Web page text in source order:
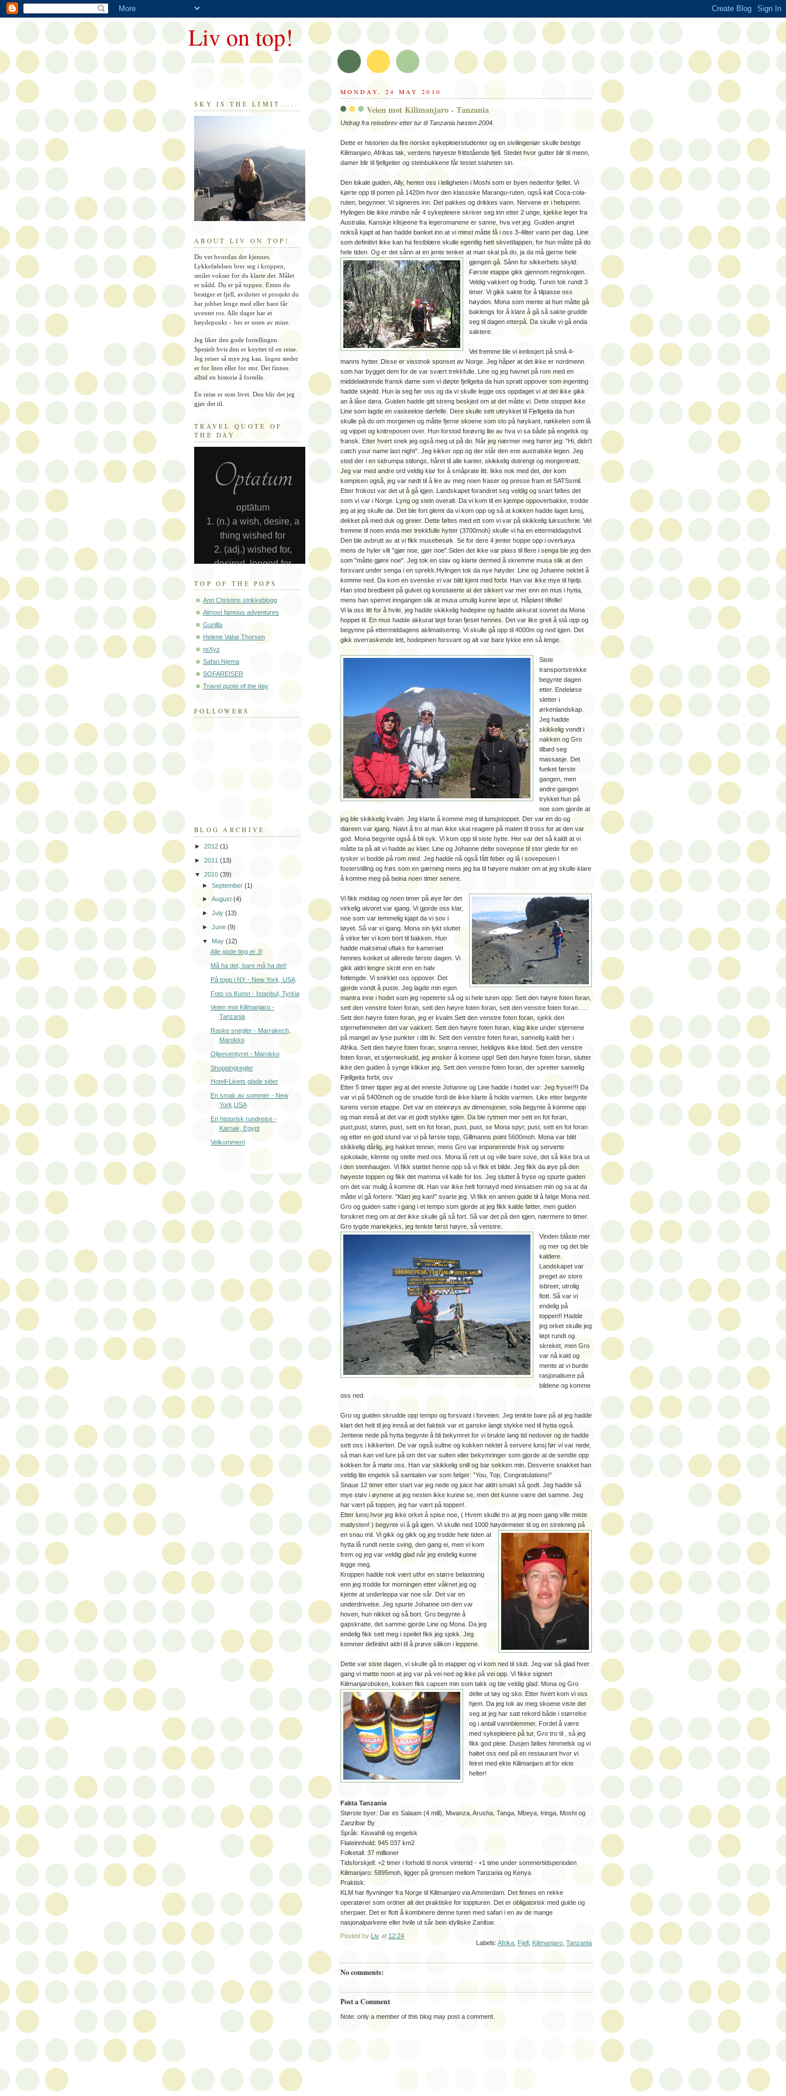
MONDAY, 24 MAY 2010
Veien mot Kilimanjaro - Tanzania
Utdrag fra reisebrev etter tur til Tanzania høsten 2004.
Dette er historien da fire norske sykepleierstudenter og en sivilingeniør skulle bestige
Kilimanjaro, Afrikas tak, verdens høyeste frittstående fjell. Stedet hvor gutter blir til menn,
damer blir til fjellgeiter og steinbukkene får testet staheten sin.
Den lokale guiden, Ally, hentet oss i leiligheten i Moshi som er byen nedenfor fjellet. Vi
kjørte opp til porten på 1420m hvor den klassiske Marangu-ruten, også kalt Coca-cola-
ruten, begynner. Vi signeres inn. Det pakkes og drikkes vann. Nervene er i helspenn.
Hylingen ble ikke mindre når 4 sykepleiere skriver seg inn etter 2 unge, kjekke leger fra
Australia. Kanskje klisjeene fra legeromanene er sanne, hva vet jeg. Guiden angret
nokså kjapt at han hadde banket inn at vi minst måtte få i oss 3-4liter vann per dag. Line
som definitivt ikke kan ha festblære skulle egentlig hett skvettlappen, for hun måtte på do
hele tiden. Og er det sånn at en jente tenker at man skal på do, ja da må gjerne hele
gjengen gå. Sånn for sikkerhets skyld.
Første etappe gikk gjennom regnskogen.
Veldig vakkert og frodig. Turen tok rundt 3
timer. Vi gikk sakte for å tilpasse oss
høyden. Mona som mente at hun måtte gå
baklengs for å klare å gå så sakte grudde
seg til dagen etterpå. Da skulle vi gå enda
saktere.
Vel fremme ble vi innlosjert på små 4-
manns hytter. Disse er visstnok sponset av Norge. Jeg håper at det ikke er nordmenn
som har bygget dem for de var svært trekkfulle. Line og jeg havnet på rom med en
middelaldrende fransk dame som vi døpte fjellgeita da hun spratt oppover som ingenting
hadde skjedd. Hun la seg før oss og da vi skulle legge oss oppdaget vi at det ikke gikk
an å låse døra. Guiden hadde gitt streng beskjed om at det måtte vi. Dette stoppet ikke
Line som lagde en vaskeekte dørfelle. Dere skulle sett uttrykket til Fjellgeita da hun
skulle på do om morgenen og måtte fjerne skoene som sto på høykant, nøkkelen som lå
og vippet og knitreposen over. Hun forstod forøvrig lite av hva vi sa både på engelsk og
fransk. Etter hvert snek jeg også meg ut på do. Når jeg nærmer meg hører jeg: "Hi, didn't
catch your name last night". Jeg kikker opp og der står den ene australske legen. Jeg
stod der i en sidrumpa stilongs, håret til alle kanter, skikkelig dotrengt og morgentrøtt.
Jeg var med andre ord veldig klar for å småprate litt. Ikke nok med det, der kom
kompisen også, jeg var nødt til å lire av meg noen fraser og presse fram et SATSsmil.
Etter frokost var det ut å gå igjen. Landskapet forandret seg veldig og snart føltes det
som vi var i Norge. Lyng og stein overalt. Da vi kom til en kjempe oppoverbakke, trodde
jeg at jeg skulle dø. Det ble fort glemt da vi kom opp og så at kokken hadde laget lunsj,
dekket på med duk og greier. Dette føltes med ett som vi var på skikkelig luksusferie. Vel
fremme til noen enda mer trekkfulle hytter (3700moh) skulle vi ha en ettermiddagshvil.
Den ble avbrutt av at vi fikk musebesøk. Se for dere 4 jenter hoppe opp i overkøya
mens de hyler vilt "gjør noe, gjør noe".Siden det ikke var plass til flere i senga ble jeg den
som "måtte gjøre noe". Jeg tok en stav og klarte dermed å skremme musa slik at den
forsvant under senga i en sprekk.Hylingen tok da nye høyder. Line og Johanne nektet å
komme ned. Da kom en svenske vi var blitt kjent med forbi. Han var ikke mye til hjelp.
Han stod bredbeint på gulvet og konstaterte at det sikkert var mer enn en mus i hytta,
mens han sperret inngangen slik at musa umulig kunne løpe ut. Håpløst tilfelle!
Vi la oss litt for å hvile, jeg hadde skikkelig hodepine og hadde akkurat sovnet da Mona
hoppet til. En mus hadde akkurat løpt foran fjeset hennes. Det var like greit å stå opp og
begynne på ettermiddagens aklimatisering. Vi skulle gå opp til 4000m og ned igjen. Det
gikk overraskende lett, hodepinen forsvant og alt var bare lykke enn så lenge.
Siste
transportstrekke
begynte dagen
etter. Endeløse
sletter i
ørkenlandskap.
Jeg hadde
skikkelig vondt i
nakken og Gro
tilbød seg
massasje. Det
funket første
gangen, men
andre gangen
trykket hun på
noe som gjorde at
jeg ble skikkelig kvalm. Jeg klarte å komme meg til lunsjstoppet. Der var en do og
diareen var igang. Naivt å tro at man ikke skal reagere på maten til tross for at den var
god. Mona begynte også å bli syk. Vi kom opp til siste hytte. Her var det så kaldt at vi
måtte ta på alt vi hadde av klær. Line og Johanne delte sovepose til stor glede for en
tysker vi bodde på rom med. Jeg hadde nå også fått feber og lå i soveposen i
fosterstilling og frøs som en gærning mens jeg ba til høyere makter om at jeg skulle klare
å komme meg på beina noen timer senere.
Vi fikk middag og noen timer på øye før det
virkelig alvoret var igang. Vi gjorde oss klar,
noe som var temmelig kjapt da vi sov i
tøyet. Så var vi igang. Mona sin lykt sluttet
å virke før vi kom bort til bakken. Hun
hadde maksimal uflaks for kameraet
hennes konket ut allerede første dagen. Vi
gikk aldri lengre skritt enn en halv
fotlengde. Vi snirklet oss oppover. Det
gjorde vondt å puste. Jeg lagde min egen
mantra inne i hodet som jeg repeterte så og si hele turen opp: Sett den høyre foten foran,
sett den venstre foten foran, sett den høyre foten foran, sett den venstre foten foran…..
Sett den høyre foten foran, jeg er kvalm.Sett den venstre foten foran, sjekk den
stjernehimmelen det var vakkert. Sett den høyre foten foran, klag ikke under stjernene
på mangel av lyse punkter i ditt liv. Sett den venstre foten foran, sannelig kaldt her i
Afrika. Sett den høyre foten foran, snørra renner, heldigvis ikke blod. Sett den venstre
foten foran, et stjerneskudd, jeg ønsker å komme opp! Sett den høyre foten foran, slutter
ikke den guiden å synge klikker jeg. Sett den venstre foten foran, der spretter sannelig
Fjellgeita forbi, osv
Etter 5 timer tipper jeg at det eneste Johanne og Line hadde i hodet var: Jeg fryser!!! Da
var vi på 5400moh og de snudde fordi de ikke klarte å holde varmen. Like etter begynte
turens verste etappe. Det var en steinrøys av dimensjoner, sola begynte å komme opp
og man innså at det var et godt stykke igjen. Da ble rytmen mer sett en fot foran,
pust,pust, stønn, pust, sett en fot foran, pust, pust, se Mona spyr, pust, sett en fot foran
og etter en god stund var vi på første topp, Gillmanns point 5600moh. Mona var blitt
skikkelig dårlig, jeg hakket tenner, mens Gro var imponerende frisk og serverte
sjokolade, klemte og stelte med oss. Mona lå rett ut og ville bare sove, det så ikke bra ut
i den steinhaugen. Vi fikk støttet henne opp så vi fikk et bilde. Jeg fikk da øye på den
høyeste toppen og fikk det mamma vil kalle for los. Jeg sluttet å fryse og spurte guiden
om det var mulig å komme dit. Han var ikke helt fornøyd med innsatsen min og sa at da
måtte vi gå fortere. "Klart jeg kan!" svarte jeg. Vi fikk en annen guide til å følge Mona ned.
Gro og guiden satte i gang i et tempo som gjorde at jeg fikk kalde føtter, men guiden
forsikret meg om at det ikke skulle gå så fort. Så var det på den igjen, nærmere to timer.
Gro tygde mariekjeks, jeg tenkte først høyre, så venstre.
Vinden blåste mer
og mer og det ble
kaldere.
Landskapet var
preget av store
isbreer, utrolig
flott. Så var vi
endelig på
toppen!! Hadde
jeg orket skulle jeg
løpt rundt og
skreket, men Gro
var nå kald og
mente at vi burde
rasjonalisere på
bildene og komme
oss ned.
Gro og guiden skrudde opp tempo og forsvant i forveien. Jeg tenkte bare på at jeg hadde
klart det helt til jeg innså at det faktisk var et ganske langt stykke ned til hytta også.
Jentene nede på hytta begynte å bli bekymret for vi brukte lang tid nedover og de hadde
sett oss i kikkerten. De var også sultne og kokken nektet å servere lunsj før vi var nede,
så man kan vel lure på om det var sulten eller bekymringer som gjorde at de sendte opp
kokken for å møte oss. Han var skikkelig snill og bar sekken min. Desverre snakket han
veldig lite engelsk så samtalen var som følger: ”You, Top, Congratulations!”
Snaue 12 timer etter start var jeg nede og juice har aldri smakt så godt. Jeg hadde så
mye støv i øynene at jeg nesten ikke kunne se, men det kunne være det samme. Jeg
har vært på toppen, jeg har vært på toppen!.
Etter lunsj hvor jeg ikke orket å spise noe, ( Hvem skulle tro at jeg noen gang ville miste
matlysten! ) begynte vi å gå igjen. Vi skulle ned 1000 høydemeter til og en strekning på
en snau mil. Vi gikk og gikk og jeg trodde hele tiden at
hytta lå rundt neste sving, den gang ei, men vi kom
frem og jeg var veldig glad når jeg endelig kunne
legge meg.
Kroppen hadde nok vært utfor en større belastning
enn jeg trodde for morningen etter våknet jeg og
kjente at underleppa var noe sår. Det var en
underdrivelse. Jeg spurte Johanne om den var
hoven, hun nikket og så bort. Gro begynte å
gapskratte, det samme gjorde Line og Mona. Da jeg
endelig fikk sett meg i speilet fikk jeg sjokk. Jeg
kommer definitivt aldri til å prøve silikon i leppene.
Dette var siste dagen, vi skulle gå to etapper og vi kom ned til slutt. Jeg var så glad hver
gang vi møtte noen at jeg var på vei ned og ikke på vei opp. Vi fikke signert
Kilimanjaroboken, kokken fikk capsen min som takk og ble veldig glad. Mona og Gro
delte ut tøy og sko. Etter hvert kom vi oss
hjem. Da jeg tok av meg skoene viste det
seg at jeg har satt rekord både i størrelse
og i antall vannblemmer. Fordel å være
med sykepleiere på tur, Gro tro til , så jeg
fikk god pleie. Dusjen føltes himmelsk og vi
haltet oss ned på en restaurant hvor vi
feiret med ekte Kilimanjaro øl for ekte
helter!
Fakta Tanzania
Største byer: Dar es Salaam (4 mill), Mwanza, Arusha, Tanga, Mbeya, Iringa, Moshi og
Zanzibar By
Språk: Kiswahili og engelsk
Flateinnhold: 945 037 km2
Folketall: 37 millioner
Tidsforskjell: +2 timer i forhold til norsk vintertid - +1 time under sommertidsperioden
Kilimanjaro: 5895moh, ligger på grensen mellom Tanzania og Kenya
Praktisk:
KLM har flyvninger fra Norge til Kilimanjaro via Amsterdam. Det finnes en rekke
operatører som ordner alt det praktiske for toppturen. Det er obligatorisk med guide og
sherpaer. Det er flott å kombinere denne turen med safari i en av de mange
nasjonalparkene eller hvile ut sår bein idylliske Zanibar.
Posted by
Liv at 12:24
Labels: Afrika Fjell Kilimanjaro Tanzania
No comments:
Post a Comment
Note: only a member of this blog may post a comment.
Liv on top!
SKY IS THE LIMIT.....
ABOUT LIV ON TOP!
Du vet hvordan det kjennes.
Lykkefølelsen brer seg i kroppen,
smilet vokser for du klarte det. Målet
er nådd. Du er på toppen. Enten du
bestiger et fjell, avslutter et prosjekt du
har jobbet lenge med eller bare får
uventet ros. Alle dager har et
høydepunkt – her er noen av mine.
Jeg liker den gode fortellingen.
Spesielt hvis den er knyttet til en reise.
Jeg reiser så mye jeg kan. Ingen steder
er for liten eller for stor. Det finnes
alltid en historie å fortelle.
En reise er som livet. Den blir det jeg
gjør det til.
TRAVEL QUOTE OF
THE DAY
TOP OF THE POPS
Ann Christins strikkeblogg
Almost famous adventures
Gunilla
Helene Vabø Thorsen
reXyz
Safari Njema
SOFAREISER
Travel quote of the day
FOLLOWERS
BLOG ARCHIVE
► 2012 (1)
► 2011 (13)
▼ 2010 (39)
►September(1)
►August(4)
►July(13)
►June(9)
▼ May(12)
Alle gode ting er 3!
Må ha det, bare må ha det!
På topp i NY - New York, USA
Foto vs Kunst - Istanbul, Tyrkia
Veien mot Kilimanjaro -
Tanzania
Raske snegler - Marrakech,
Marokko
Oljeeventyret - Marokko
Shoppingregler
Hotell-Livets glade sider
En smak av sommer - New
York,USA
En historisk rundreise -
Karnak, Egypt
Velkommen!